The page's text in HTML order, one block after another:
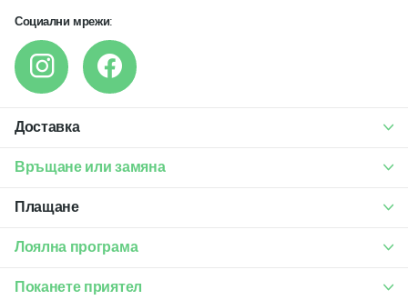
Доставка
Връщане или замяна
Плащане
Лоялна програма
Поканете приятел
Социални мрежи: